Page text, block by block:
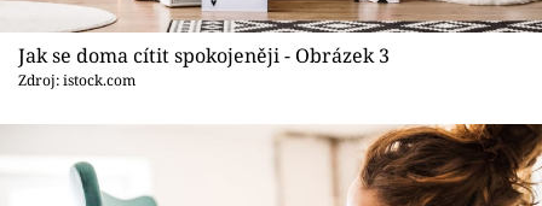
Jak se doma cítit spokojeněji - Obrázek 3
Zdroj: istock.com